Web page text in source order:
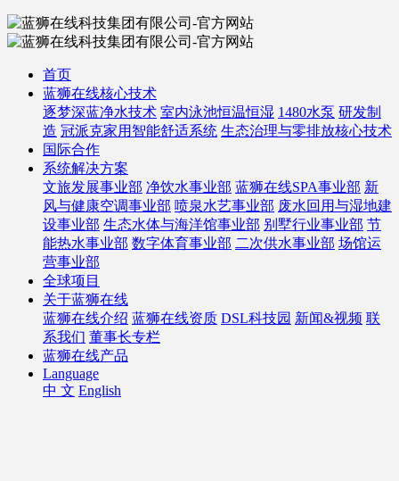
首页
蓝狮在线核心技术
逐梦深蓝净水技术 室内泳池恒温恒湿 1480水泵 研发制
造 冠派克家用智能舒适系统 生态治理与零排放核心技术
国际合作
系统解决方案
文旅发展事业部 净饮水事业部 蓝狮在线SPA事业部 新
风与健康空调事业部 喷泉水艺事业部 废水回用与湿地建
设事业部 生态水体与海洋馆事业部 别墅行业事业部 节
能热水事业部 数字体育事业部 二次供水事业部 场馆运
营事业部
全球项目
关于蓝狮在线
蓝狮在线介绍 蓝狮在线资质 DSL科技园 新闻&视频 联
系我们 董事长专栏
蓝狮在线产品
Language
中 文 English